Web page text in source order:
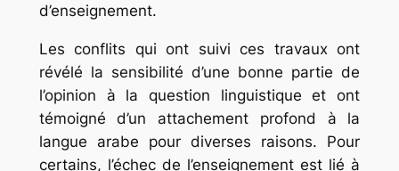
d’enseignement.
Les conflits qui ont suivi ces travaux ont
révélé la sensibilité d’une bonne partie de
l’opinion à la question linguistique et ont
témoigné d’un attachement profond à la
langue arabe pour diverses raisons. Pour
certains, l’échec de l’enseignement est lié à